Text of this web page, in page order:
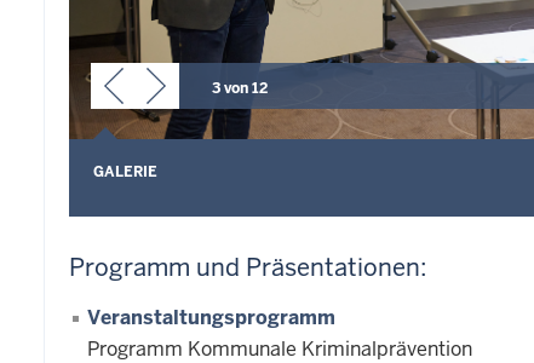
3 von 12
GALERIE
Programm und Präsentationen:
Veranstaltungsprogramm
Programm Kommunale Kriminalprävention